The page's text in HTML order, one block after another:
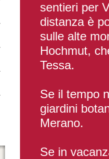
sentieri per
distanza è
sulle alte
Hochmut,
Tessa.
Se il tempo
giardini
Merano.
Se in